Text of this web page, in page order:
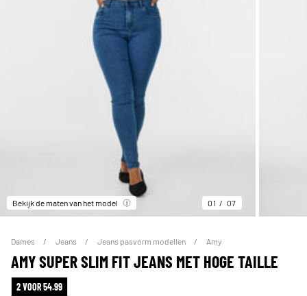
Bekijk de maten van het model 01 07
Dames Jeans Jeans pasvorm modellen Amy
AMY SUPER SLIM FIT JEANS MET HOGE TAILLE
2 VOOR 54.99